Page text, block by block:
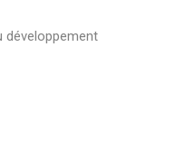
développement